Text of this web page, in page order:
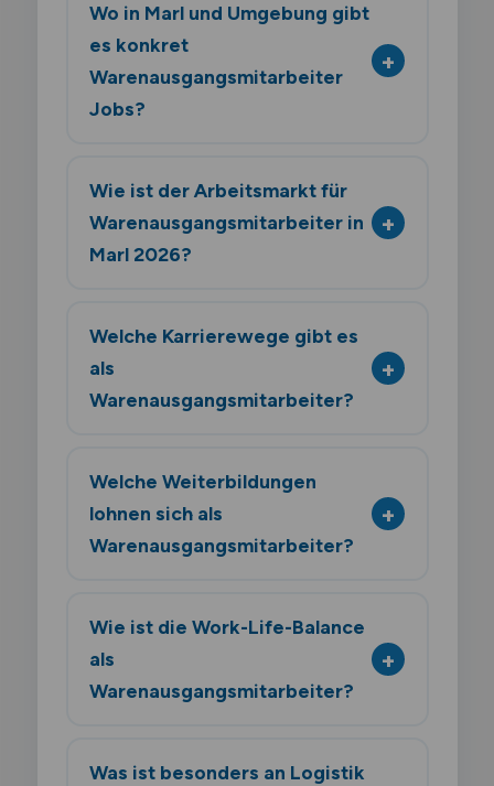
Wo in Marl und Umgebung gibt
es konkret
Warenausgangsmitarbeiter
Jobs?
Wie ist der Arbeitsmarkt für
Warenausgangsmitarbeiter in
Marl 2026?
Welche Karrierewege gibt es
als
Warenausgangsmitarbeiter?
Welche Weiterbildungen
lohnen sich als
Warenausgangsmitarbeiter?
Wie ist die Work-Life-Balance
als
Warenausgangsmitarbeiter?
Was ist besonders an Logistik